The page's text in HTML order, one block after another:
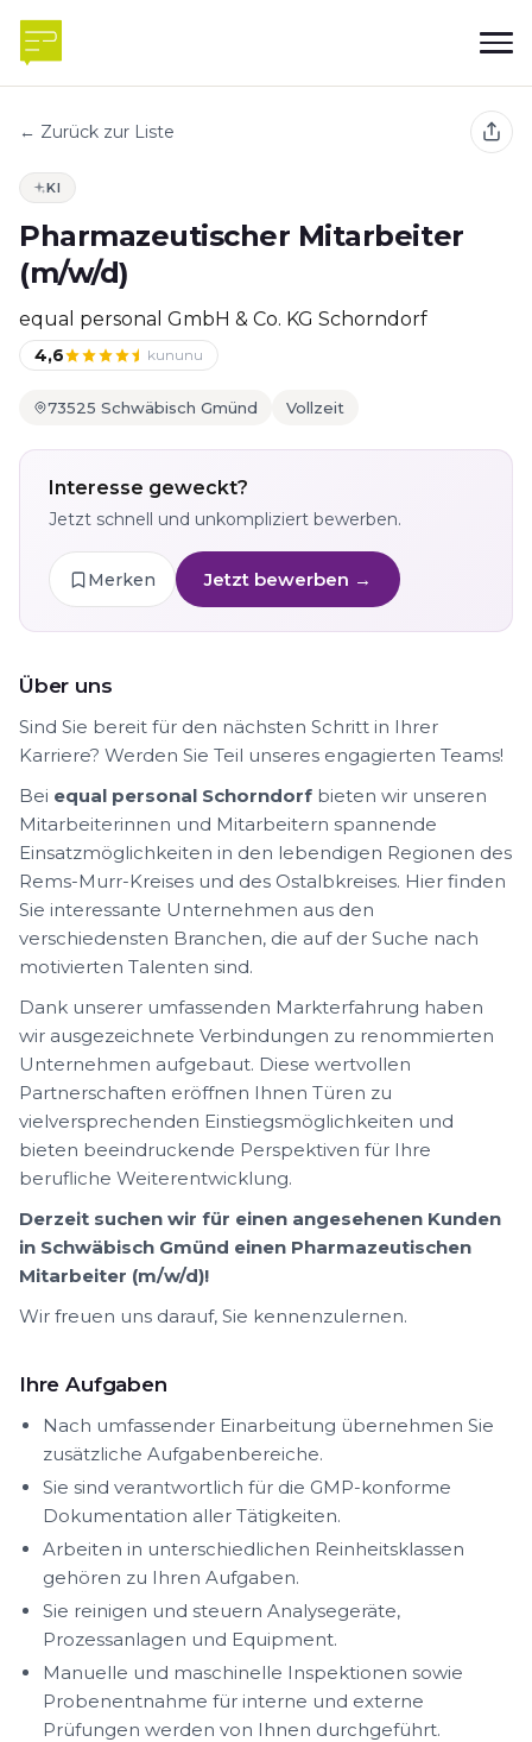
← Zurück zur Liste
KI
Pharmazeutischer Mitarbeiter
(m/w/d)
equal personal GmbH & Co. KG Schorndorf
4,6 kununu
73525 Schwäbisch Gmünd Vollzeit
Interesse geweckt?
Jetzt schnell und unkompliziert bewerben.
Merken Jetzt bewerben →
Über uns
Sind Sie bereit für den nächsten Schritt in Ihrer
Karriere? Werden Sie Teil unseres engagierten Teams!
Bei equal personal Schorndorf bieten wir unseren
Mitarbeiterinnen und Mitarbeitern spannende
Einsatzmöglichkeiten in den lebendigen Regionen des
Rems-Murr-Kreises und des Ostalbkreises. Hier finden
Sie interessante Unternehmen aus den
verschiedensten Branchen, die auf der Suche nach
motivierten Talenten sind.
Dank unserer umfassenden Markterfahrung haben
wir ausgezeichnete Verbindungen zu renommierten
Unternehmen aufgebaut. Diese wertvollen
Partnerschaften eröffnen Ihnen Türen zu
vielversprechenden Einstiegsmöglichkeiten und
bieten beeindruckende Perspektiven für Ihre
berufliche Weiterentwicklung.
Derzeit suchen wir für einen angesehenen Kunden
in Schwäbisch Gmünd einen Pharmazeutischen
Mitarbeiter (m/w/d)!
Wir freuen uns darauf, Sie kennenzulernen.
Ihre Aufgaben
Nach umfassender Einarbeitung übernehmen Sie
zusätzliche Aufgabenbereiche.
Sie sind verantwortlich für die GMP-konforme
Dokumentation aller Tätigkeiten.
Arbeiten in unterschiedlichen Reinheitsklassen
gehören zu Ihren Aufgaben.
Sie reinigen und steuern Analysegeräte,
Prozessanlagen und Equipment.
Manuelle und maschinelle Inspektionen sowie
Probenentnahme für interne und externe
Prüfungen werden von Ihnen durchgeführt.